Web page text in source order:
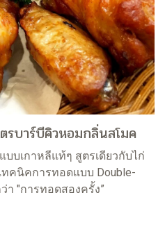
รบาร์บีคิวหอมกลิ่นสโมค
เกาหลีแท้ๆ สูตรเดียวกับไก่
คนิคการทอดแบบ Double-
า "การทอดสองครั้ง”